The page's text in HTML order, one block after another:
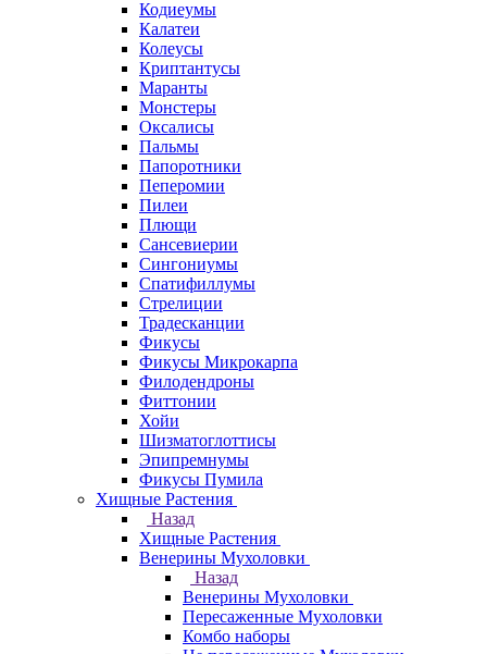
Кодиеумы
Калатеи
Колеусы
Криптантусы
Маранты
Монстеры
Оксалисы
Пальмы
Папоротники
Пеперомии
Пилеи
Плющи
Сансевиерии
Сингониумы
Спатифиллумы
Стрелиции
Традесканции
Фикусы
Фикусы Микрокарпа
Филодендроны
Фиттонии
Хойи
Шизматоглоттисы
Эпипремнумы
Фикусы Пумила
Хищные Растения
Назад
Хищные Растения
Венерины Мухоловки
Назад
Венерины Мухоловки
Пересаженные Мухоловки
Комбо наборы